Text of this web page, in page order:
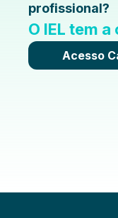
profissional?
O IEL tem
Acesso